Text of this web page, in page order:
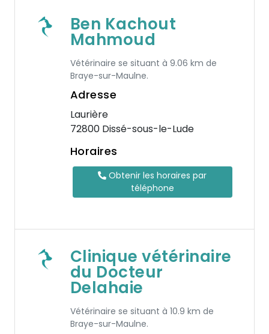
Ben Kachout
Mahmoud
Vétérinaire se situant à 9.06 km de
Braye-sur-Maulne.
Adresse
Laurière
72800 Dissé-sous-le-Lude
Horaires
Obtenir les horaires par
téléphone
Clinique vétérinaire
du Docteur
Delahaie
Vétérinaire se situant à 10.9 km de
Braye-sur-Maulne.